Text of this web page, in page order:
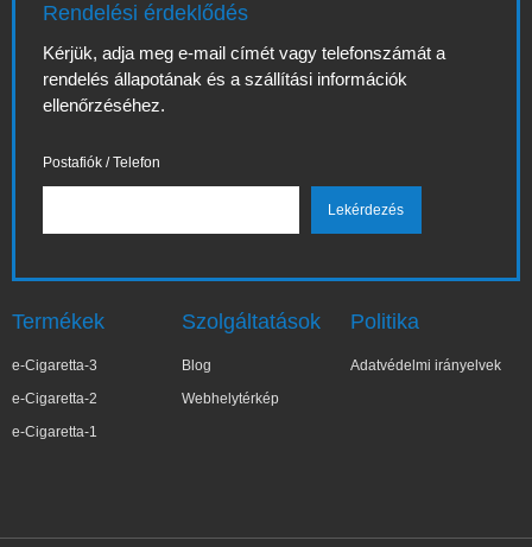
Rendelési érdeklődés
Kérjük, adja meg e-mail címét vagy telefonszámát a
rendelés állapotának és a szállítási információk
ellenőrzéséhez.
Postafiók / Telefon
Termékek
e-Cigaretta-3
e-Cigaretta-2
e-Cigaretta-1
Szolgáltatások
Blog
Webhelytérkép
Politika
Adatvédelmi irányelvek